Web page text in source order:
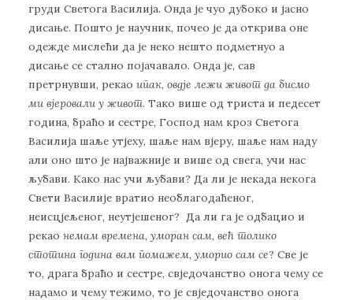
груди Светога Василија. Онда је чуо дубоко и јасно
дисање. Пошто је научник, почео је да открива оне
одежде мислећи да је неко нешто подметнуо а
дисање се стално појачавало. Онда је, сав
претрнувши, рекао ипак, овдје лежи живот да бисмо
ми вјеровали у живот. Тако више од триста и педесет
година, браћо и сестре, Господ нам кроз Светога
Василија шаље утјеху, шаље нам вјеру, шаље нам наду
али оно што је најважније и више од свега, учи нас
љубави. Како нас учи љубави? Да ли је некада некога
Свети Василије вратио необлагодаћеног,
неисцјељеног, неутјешеног? Да ли га је одбацио и
рекао немам времена, уморан сам, већ толико
стотина година вам помажем, уморио сам се? Све је
то, драга браћо и сестре, свједочанство онога чему се
надамо и чему тежимо, то је свједочанство онога